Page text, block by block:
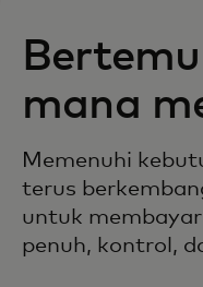
mana
Memenuhi
terus
untuk
penuh, kontrol,